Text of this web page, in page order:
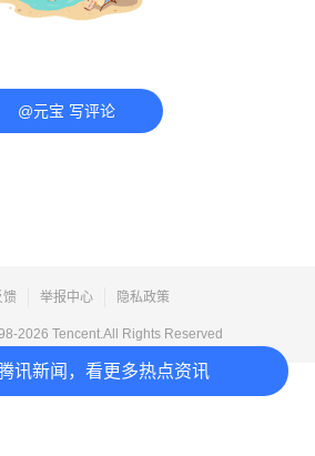
讯新闻，看更多热点资讯
@元宝 写评论
馈 举报中心 隐私政策
2026 Tencent.All Rights Reserved